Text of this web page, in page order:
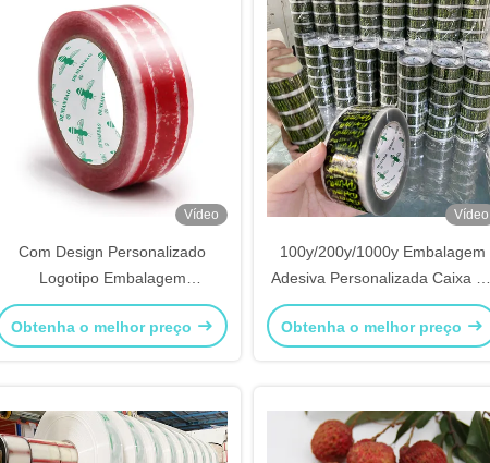
Vídeo
Com Design Personalizado
Logotipo Embalagem
Autoadesiva Personalizada
Obtenha o melhor preço
Vídeo
100y/200y/1000y Embalagem
Adesiva Personalizada Caixa de
cartão Tela de vedação Envio
Obtenha o melhor preço